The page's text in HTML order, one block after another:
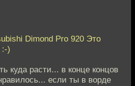
Dimond Pro 920 Это
:-)
куда расти... в конце концов
если ты в ворде